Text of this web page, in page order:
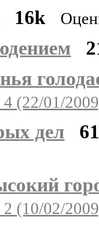
16k
(22/01/
дел
(10/02/